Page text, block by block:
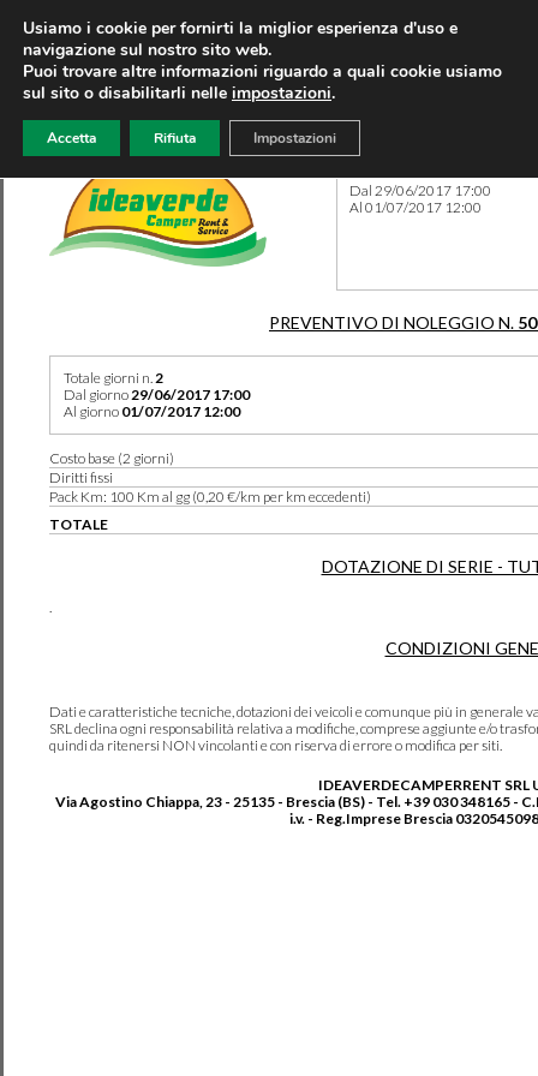
Dal 29/06/2017 17:00
Al 01/07/2017 12:00
PREVENTIVO DI NOLEGGIO N.
Totale giorni n.2
Dal giorno29/06/2017 17:00
Al giorno 01/07/2017 12:00
Costo base (2 giorni)
Diritti fissi
Pack Km: 100 Km al gg (0,20 €/km per km eccedenti)
TOTALE
DOTAZIONE DI SERIE -
.
CONDIZIONI
Dati e caratteristiche tecniche, dotazioni dei veicoli e comunque più in generale
SRL declina ogni responsabilità relativa a modifiche, comprese aggiunte e/o
quindi da ritenersi NON vincolanti e con riserva di errore o modifica per siti.
IDEAVERDECAMPERRENT SRL
Via Agostino Chiappa, 23 - 25135 - Brescia (BS) - Tel. +39 030 348165 -
i.v. - Reg.Imprese Brescia
Usiamo i cookie per fornirti la miglior esperienza d'uso e
navigazione sul nostro sito web.
Puoi trovare altre informazioni riguardo a quali cookie usiamo
sul sito o disabilitarli nelle impostazioni.
Accetta Rifiuta Impostazioni